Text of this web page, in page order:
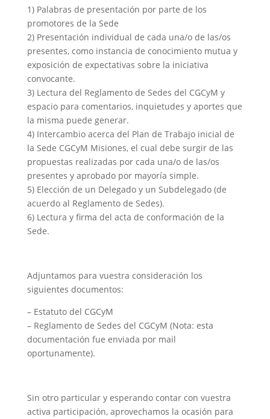
1) Palabras de presentación por parte de los
promotores de la Sede
2) Presentación individual de cada una/o de las/os
presentes, como instancia de conocimiento mutua y
exposición de expectativas sobre la iniciativa
convocante.
3) Lectura del Reglamento de Sedes del CGCyM y
espacio para comentarios, inquietudes y aportes que
la misma puede generar.
4) Intercambio acerca del Plan de Trabajo inicial de
la Sede CGCyM Misiones, el cual debe surgir de las
propuestas realizadas por cada una/o de las/os
presentes y aprobado por mayoría simple.
5) Elección de un Delegado y un Subdelegado (de
acuerdo al Reglamento de Sedes).
6) Lectura y firma del acta de conformación de la
Sede.
Adjuntamos para vuestra consideración los
siguientes documentos:
– Estatuto del CGCyM
– Reglamento de Sedes del CGCyM (Nota: esta
documentación fue enviada por mail
oportunamente).
Sin otro particular y esperando contar con vuestra
activa participación, aprovechamos la ocasión para